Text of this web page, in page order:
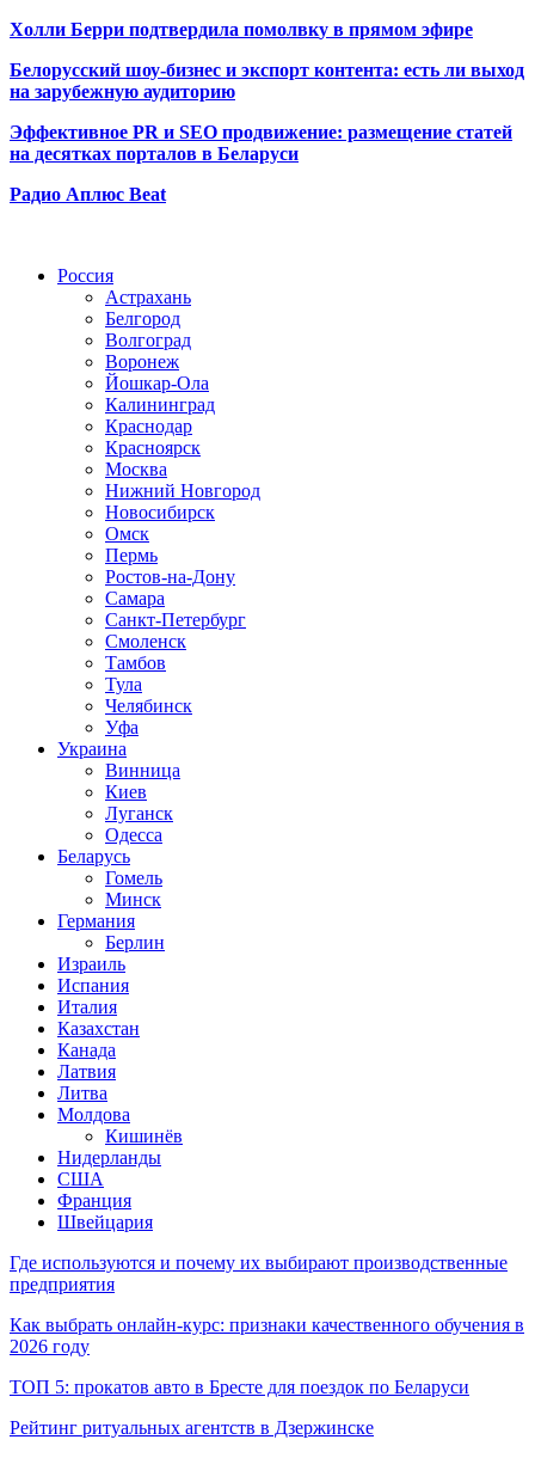
Холли Берри подтвердила помолвку в прямом эфире
Белорусский шоу-бизнес и экспорт контента: есть ли выход
на зарубежную аудиторию
Эффективное PR и SEO продвижение: размещение статей
на десятках порталов в Беларуси
Радио Аплюс Beat
Россия
Астрахань
Белгород
Волгоград
Воронеж
Йошкар-Ола
Калининград
Краснодар
Красноярск
Москва
Нижний Новгород
Новосибирск
Омск
Пермь
Ростов-на-Дону
Самара
Санкт-Петербург
Смоленск
Тамбов
Тула
Челябинск
Уфа
Украина
Винница
Киев
Луганск
Одесса
Беларусь
Гомель
Минск
Германия
Берлин
Израиль
Испания
Италия
Казахстан
Канада
Латвия
Литва
Молдова
Кишинёв
Нидерланды
США
Франция
Швейцария
Где используются и почему их выбирают производственные
предприятия
Как выбрать онлайн-курс: признаки качественного обучения в
2026 году
ТОП 5: прокатов авто в Бресте для поездок по Беларуси
Рейтинг ритуальных агентств в Дзержинске